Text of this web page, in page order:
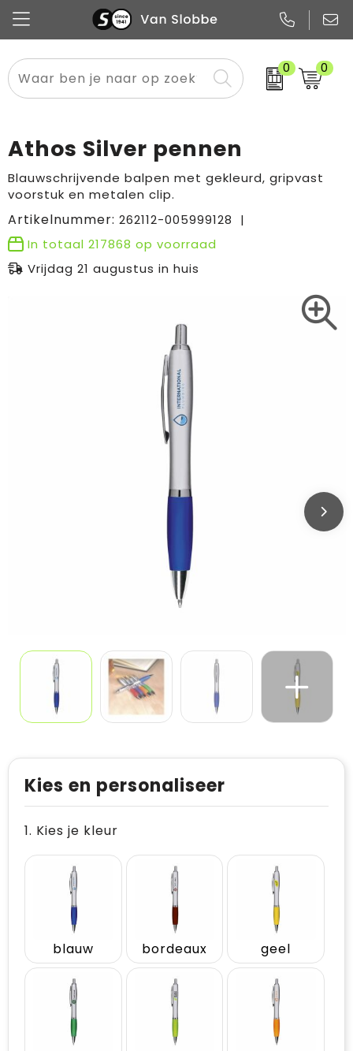
0 0
Alle categorieën
Promo
Pennen
Papier
Flessen
Glazen en karaffen
Merken
Meest gekozen
Overig textiel
Boodschappen- en draagtassen
Rugzakken
Athos Silver pennen
Blauwschrijvende balpen met gekleurd, gripvast
voorstuk en metalen clip.
Artikelnummer: 262112-005999128
In totaal 217868 op voorraad
Vrijdag 21 augustus in huis
Kies en personaliseer
1. Kies je kleur
blauw bordeaux geel